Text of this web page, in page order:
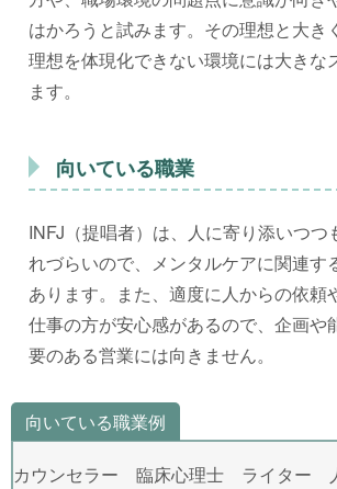
はかろうと試みます。その理想と大き
理想を体現化できない環境には大きな
ます。
向いている職業
INFJ（提唱者）は、人に寄り添いつつ
れづらいので、メンタルケアに関連す
あります。また、適度に人からの依頼
仕事の方が安心感があるので、企画や
要のある営業には向きません。
カウンセラー 臨床心理士 ライター
向いている職業例